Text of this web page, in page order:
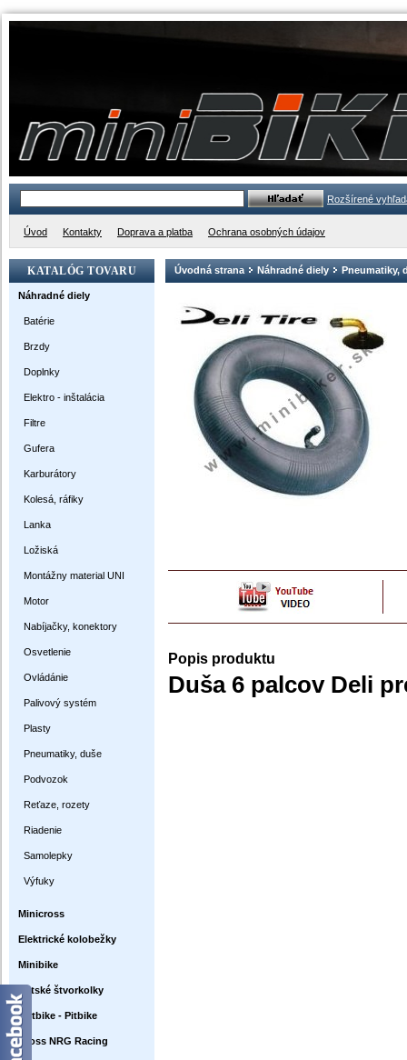
Rozšírené
Úvod Kontakty Doprava a platba Ochrana osobných údajov
KATALÓG TOVARU
Náhradné diely
Batérie
Brzdy
Doplnky
Elektro - inštalácia
Filtre
Gufera
Karburátory
Kolesá, ráfiky
Lanka
Ložiská
Montážny material UNI
Motor
Nabíjačky, konektory
Osvetlenie
Ovládánie
Palivový systém
Plasty
Pneumatiky, duše
Podvozok
Reťaze, rozety
Riadenie
Samolepky
Výfuky
Minicross
Elektrické kolobežky
Minibike
Detské štvorkolky
Dirtbike - Pitbike
Cross NRG Racing
Úvodná strana Náhradné diely Pneumatiky,
Popis produktu
Duša 6 palcov Deli